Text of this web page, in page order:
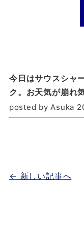
今日はサウスシャ
ク。お天気が崩れ
posted by Asuka
← 新しい記事へ